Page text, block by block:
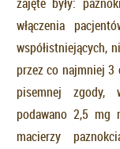
zajęte były:
włączenia
współistniejących,
przez co najmniej 3
pisemnej zgody,
podawano 2,5
macierzy